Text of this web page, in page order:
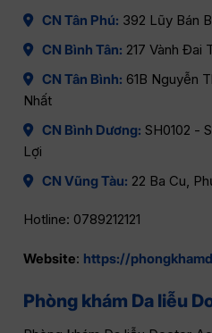
CN Tân Phú: 392 Lũy Bán
CN Bình Tân: 217 Vành Đai
CN Tân Bình: 61B Nguyễn
Nhất
CN Bình Dương: SH0102 -
Lợi
CN Vũng Tàu: 22 Ba Cu,
Hotline: 0789212121
Website: https://
Phòng khám Da liễu